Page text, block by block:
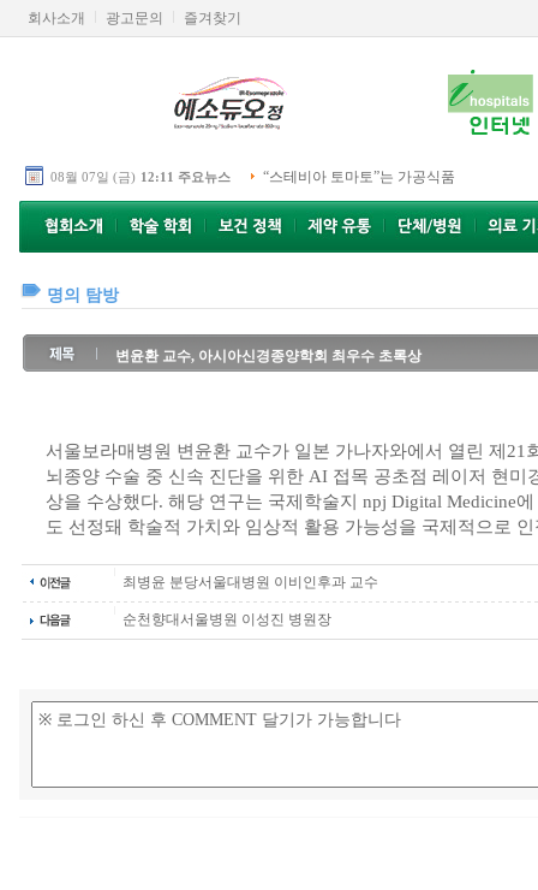
회사소개 광고문의 즐겨찾기
08월 07일 (금) 12:11 주요뉴스 “스테비아 토마토”는 가공식품
명의 탐방
변윤환 교수, 아시아신경종양학회 최우수 초록상
서울보라매병원 변윤환 교수가 일본 가나자와에서 열린 제21
뇌종양 수술 중 신속 진단을 위한 AI 접목 공초점 레이저 현미
상을 수상했다. 해당 연구는 국제학술지 npj Digital Medicine에
도 선정돼 학술적 가치와 임상적 활용 가능성을 국제적으로
최병윤 분당서울대병원 이비인후과 교수
순천향대서울병원 이성진 병원장